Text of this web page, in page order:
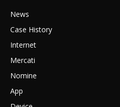
News
Case History
Internet
Mercati
Nomine
App